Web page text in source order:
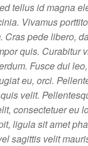
tellus id magna
Vivamus
Cras pede libero,
quis. Curabitur
Fusce dui
eu, orci.
velit.
consectetuer eu
ligula sit amet
sagittis velit